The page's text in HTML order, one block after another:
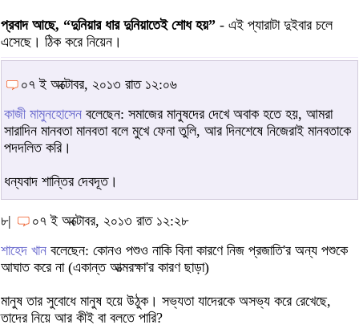
প্রবাদ আছে, “দুনিয়ার ধার দুনিয়াতেই শোধ হয়” - এই প্যারাটা দুইবার চলে
এসেছে। ঠিক করে নিয়েন।
০৭ ই অক্টোবর, ২০১৩ রাত ১২:০৬
কাজী মামুনহোসেন বলেছেন: সমাজের মানুষদের দেখে অবাক হতে হয়, আমরা
সারাদিন মানবতা মানবতা বলে মুখে ফেনা তুলি, আর দিনশেষে নিজেরাই মানবতাকে
পদদলিত করি।
ধন্যবাদ শান্তির দেবদূত।
৮|
০৭ ই অক্টোবর, ২০১৩ রাত ১২:২৮
শাহেদ খান বলেছেন: কোনও পশুও নাকি বিনা কারণে নিজ প্রজাতি'র অন্য পশুকে
আঘাত করে না (একান্ত আত্মরক্ষা'র কারণ ছাড়া)
মানুষ তার সুবোধে মানুষ হয়ে উঠুক। সভ্যতা যাদেরকে অসভ্য করে রেখেছে,
তাদের নিয়ে আর কীই বা বলতে পারি?